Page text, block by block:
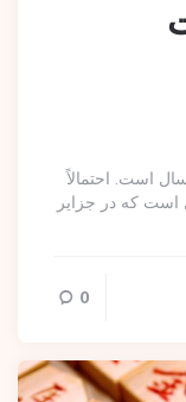
یک بازی با قدمتی بیش از ۳۰۰ سال است. احتمالاً
اختراع شده و بیش از ۲۰۰ سال است که در جزایر
0